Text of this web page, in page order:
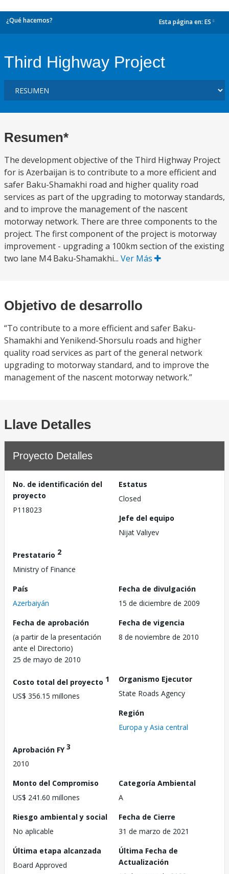
¿Qué hacemos? Esta página en: ES
Third Highway Project
Resumen*
The development objective of the Third Highway Project
for is Azerbaijan is to contribute to a more efficient and
safer Baku-Shamakhi road and higher quality road
services as part of the upgrading to motorway standards,
and to improve the management of the nascent
motorway network. There are three components to the
project. The first component of the project is motorway
improvement - upgrading a 100km section of the existing
two lane M4 Baku-Shamakhi... Ver Más
Objetivo de desarrollo
“To contribute to a more efficient and safer Baku-
Shamakhi and Yenikend-Shorsulu roads and higher
quality road services as part of the general network
upgrading to motorway standard, and to improve the
management of the nascent motorway network.”
Llave Detalles
Proyecto Detalles
No. de identificación del
proyecto
P118023
Estatus
Closed
Jefe del equipo
Nijat Valiyev
Prestatario 2
Ministry of Finance
País
Azerbaiyán
Fecha de divulgación
15 de diciembre de 2009
Fecha de aprobación
(a partir de la presentación
ante el Directorio)
25 de mayo de 2010
Fecha de vigencia
8 de noviembre de 2010
Costo total del proyecto 1
US$ 356.15 millones
Organismo Ejecutor
State Roads Agency
Región
Europa y Asia central
Aprobación FY3
2010
Monto del Compromiso
US$ 241.60 millones
Categoría Ambiental
A
Riesgo ambiental y social
No aplicable
Fecha de Cierre
31 de marzo de 2021
Última etapa alcanzada
Board Approved
Última Fecha de
Actualización